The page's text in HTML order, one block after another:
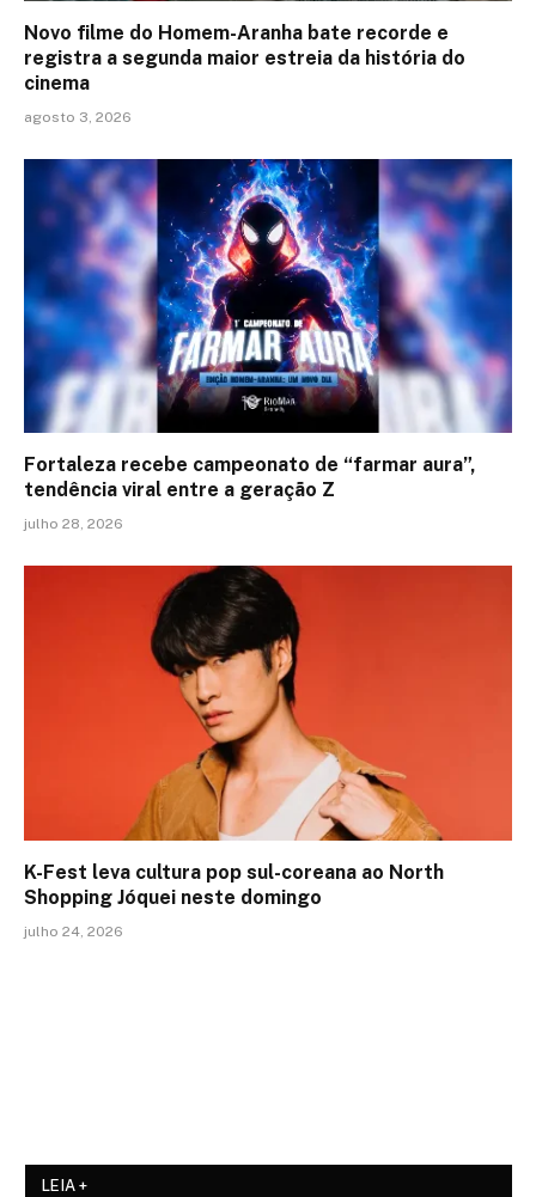
Novo filme do Homem-Aranha bate recorde e
registra a segunda maior estreia da história do
cinema
agosto 3, 2026
Fortaleza recebe campeonato de “farmar aura”,
tendência viral entre a geração Z
julho 28, 2026
K-Fest leva cultura pop sul-coreana ao North
Shopping Jóquei neste domingo
julho 24, 2026
LEIA +